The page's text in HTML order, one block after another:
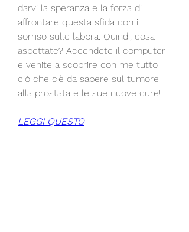
darvi la speranza e la forza di
affrontare questa sfida con il
sorriso sulle labbra. Quindi, cosa
aspettate? Accendete il computer
e venite a scoprire con me tutto
ciò che c'è da sapere sul tumore
alla prostata e le sue nuove cure!
LEGGI QUESTO